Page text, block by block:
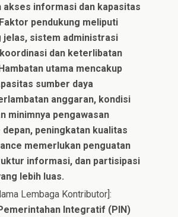
informasi dan kapasitas
pendukung meliputi
jelas, sistem administrasi
dan keterlibatan
utama mencakup
sumber daya
anggaran, kondisi
minimnya pengawasan
peningkatan kualitas
memerlukan penguatan
informasi, dan partisipasi
lebih luas.
Lembaga Kontributor]:
Integratif (PIN)